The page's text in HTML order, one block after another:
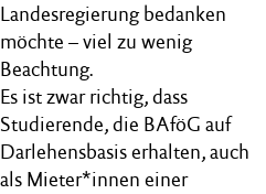
Landesregierung bedanken
möchte – viel zu wenig
Beachtung.
Es ist zwar richtig, dass
Studierende, die BAföG auf
Darlehensbasis erhalten, auch
als Mieter*innen einer